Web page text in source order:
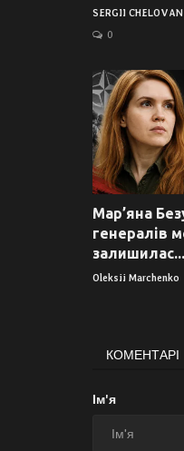
SERGII CHELOVAN
0
Мар’яна
генералів
залишилас...
Oleksii Marchenko
КОМЕНТАРІ
Ім'я